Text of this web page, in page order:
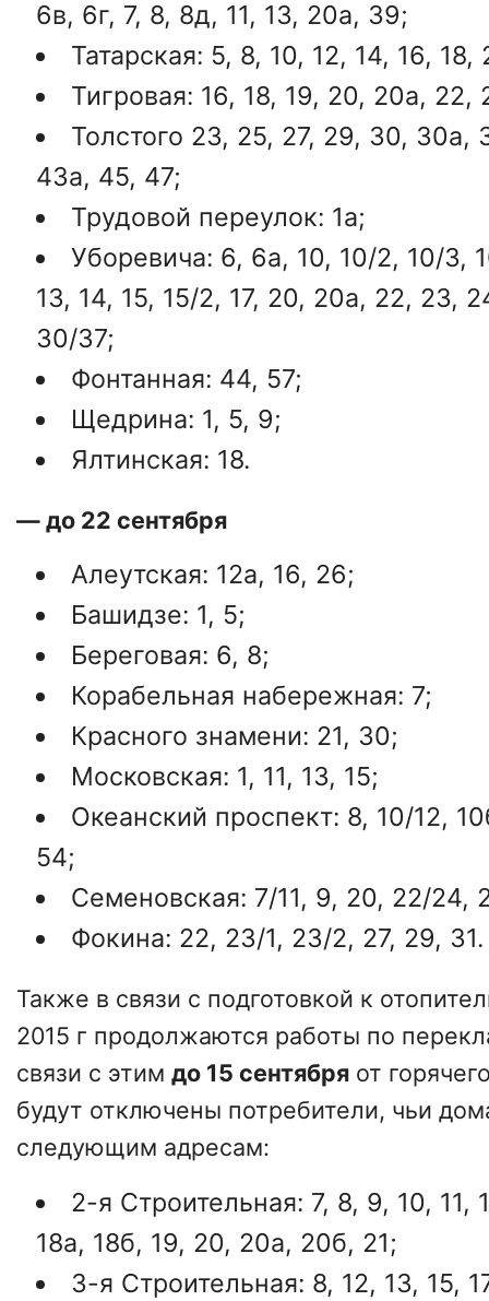
6в, 6г, 7, 8, 8д, 11, 13, 20а, 39;
Татарская: 5, 8, 10, 12, 14, 16, 18,
Тигровая: 16, 18, 19, 20, 20а,
Толстого 23, 25, 27, 29, 30, 30а,
43а, 45, 47;
Трудовой переулок: 1а;
Уборевича: 6, 6а, 10, 10/2, 10/3,
13, 14, 15, 15/2, 17, 20, 20а, 22, 23,
30/37;
Фонтанная: 44, 57;
Щедрина: 1, 5, 9;
Ялтинская: 18.
— до 22 сентября
Алеутская: 12а, 16, 26;
Башидзе: 1, 5;
Береговая: 6, 8;
Корабельная набережная: 7;
Красного знамени: 21, 30;
Московская: 1, 11, 13, 15;
Океанский проспект: 8, 10/12,
54;
Семеновская: 7/11, 9, 20, 22/24,
Фокина: 22, 23/1, 23/2, 27, 29, 31.
Также в связи с подготовкой к
2015 г продолжаются работы по
связи с этим до 15 сентября от
будут отключены потребители, чьи
следующим адресам:
2-я Строительная: 7, 8, 9, 10, 11,
18а, 18б, 19, 20, 20а, 20б, 21;
3-я Строительная: 8, 12, 13, 15,